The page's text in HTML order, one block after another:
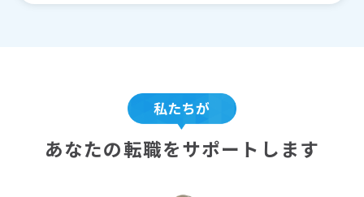
あなたの転職をサポートします